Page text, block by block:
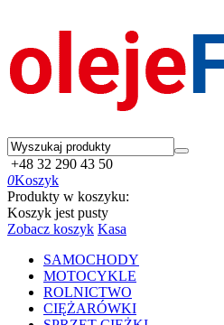
+48 32 290 43 50
0Koszyk
Produkty w koszyku:
Koszyk jest pusty
Zobacz koszyk Kasa
SAMOCHODY
MOTOCYKLE
ROLNICTWO
CIĘŻARÓWKI